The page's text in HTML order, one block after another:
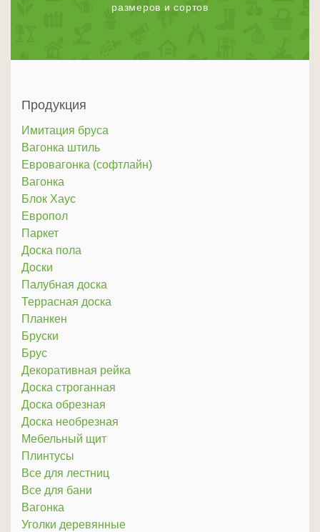
размеров и сортов
Продукция
Имитация бруса
Вагонка штиль
Евровагонка (софтлайн)
Вагонка
Блок Хаус
Европол
Паркет
Доска пола
Доски
Палубная доска
Террасная доска
Планкен
Бруски
Брус
Декоративная рейка
Доска строганная
Доска обрезная
Доска необрезная
Мебельный щит
Плинтусы
Все для лестниц
Все для бани
Вагонка
Уголки деревянные